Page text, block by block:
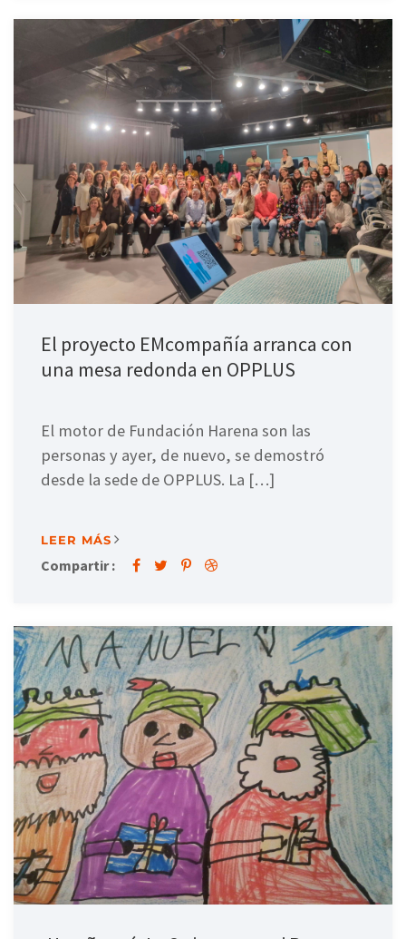
El proyecto EMcompañía arranca con
una mesa redonda en OPPLUS
El motor de Fundación Harena son las
personas y ayer, de nuevo, se demostró
desde la sede de OPPLUS. La […]
LEER MÁS
Compartir :